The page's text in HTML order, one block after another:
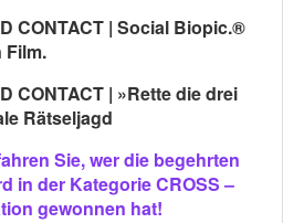
CONTACT | Social Biopic.®
Film.
CONTACT | »Rette die drei
Rätseljagd
Sie, wer die begehrten
in der Kategorie CROSS –
gewonnen hat!